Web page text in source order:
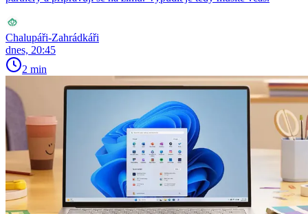
Chalupáři-Zahrádkáři
dnes, 20:45
2 min